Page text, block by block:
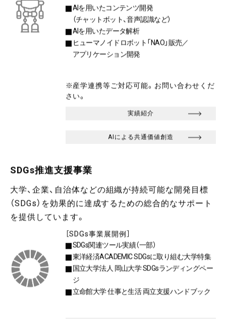
AIを用いたコンテンツ開発
（チャットボット、音声認識など）
AIを用いたデータ解析
ヒューマノイドロボット「NAO」販売／
アプリケーション開発
※産学連携等ご対応可能。お問い合わせくだ
さい。
実績紹介
AIによる共通価値創造
SDGs推進支援事業
大学、企業、自治体などの組織が持続可能な開発目標
（SDGs）を効果的に達成するための総合的なサポート
を提供しています。
［SDGs事業展開例］
SDGs関連ツール実績（一部）
東洋経済ACADEMIC SDGsに取り組む大学特集
国立大学法人 岡山大学 SDGsランディングペー
ジ
立命館大学 仕事と生活 両立支援ハンドブック